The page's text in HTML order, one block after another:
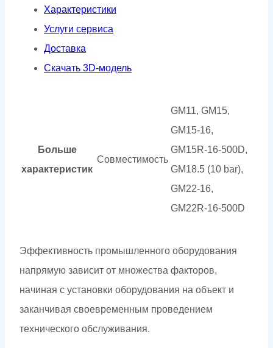
Характеристики
Услуги сервиса
Доставка
Скачать 3D-модель
Больше
характеристик
Совместимость
GM11, GM15,
GM15-16,
GM15R-16-500D,
GM18.5 (10 bar),
GM22-16,
GM22R-16-500D
Эффективность промышленного оборудования
напрямую зависит от множества факторов,
начиная с установки оборудования на объект и
заканчивая своевременным проведением
технического обслуживания.